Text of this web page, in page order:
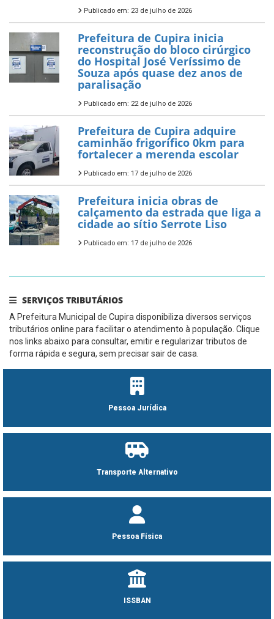
Publicado em: 23 de julho de 2026
Prefeitura de Cupira inicia
reconstrução do bloco cirúrgico
do Hospital José Veríssimo de
Souza após quase dez anos de
paralisação
Publicado em: 22 de julho de 2026
Prefeitura de Cupira adquire
caminhão frigorífico 0km para
fortalecer a merenda escolar
Publicado em: 17 de julho de 2026
Prefeitura inicia obras de
calçamento da estrada que liga a
cidade ao sítio Serrote Liso
Publicado em: 17 de julho de 2026
SERVIÇOS TRIBUTÁRIOS
A Prefeitura Municipal de Cupira disponibiliza diversos serviços
tributários online para facilitar o atendimento à população. Clique
nos links abaixo para consultar, emitir e regularizar tributos de
forma rápida e segura, sem precisar sair de casa.
Pessoa Jurídica
Transporte Alternativo
Pessoa Física
ISSBAN